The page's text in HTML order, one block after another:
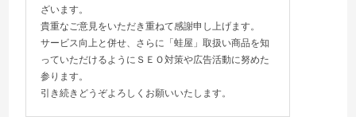
ざいます。
貴重なご意見をいただき重ねて感謝申し上げます。
サービス向上と併せ、さらに「蛙屋」取扱い商品を知
っていただけるようにＳＥＯ対策や広告活動に努めた
参ります。
引き続きどうぞよろしくお願いいたします。